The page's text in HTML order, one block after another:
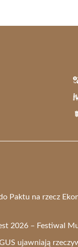
Paktu na rzecz
2026 – Festiwal
ujawniają